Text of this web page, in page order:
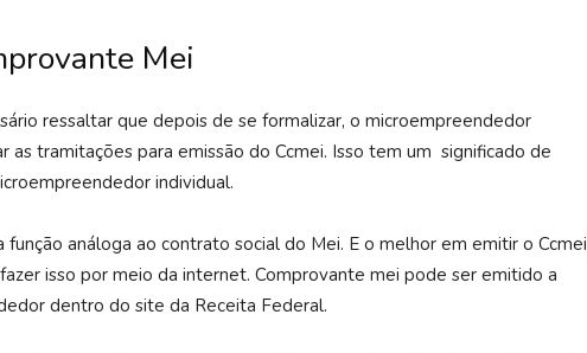
Mei
ressaltar que depois de se formalizar, o microempreendedor
as tramitações para emissão do Ccmei. Isso tem um significado de
individual.
análoga ao contrato social do Mei. E o melhor em emitir o Ccmei
isso por meio da internet. Comprovante mei pode ser emitido a
dentro do site da Receita Federal.